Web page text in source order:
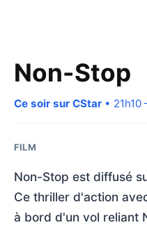
Non-Stop
Ce soir sur CStar •
FILM
Non-Stop est diffusé
Ce thriller d'action
à bord d'un vol reliant